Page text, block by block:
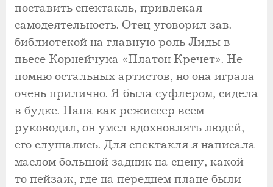
поставить спектакль, привлекая
самодеятельность. Отец уговорил зав.
библиотекой на главную роль Лиды в
пьесе Корнейчука «Платон Кречет». Не
помню остальных артистов, но она играла
очень прилично. Я была суфлером, сидела
в будке. Папа как режиссер всем
руководил, он умел вдохновлять людей,
его слушались. Для спектакля я написала
маслом большой задник на сцену, какой-
то пейзаж, где на переднем плане были